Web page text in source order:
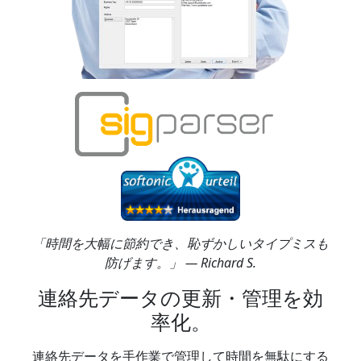
「時間を大幅に節約でき、恥ずかしいタイプミスも
防げます。」 — Richard S.
連絡先データの更新・管理を効
率化。
連絡先データを手作業で管理して時間を無駄にする